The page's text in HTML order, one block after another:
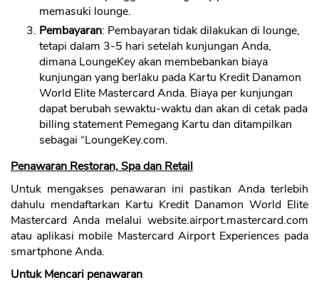
memasuki lounge.
Pembayaran: Pembayaran tidak dilakukan di lounge,
tetapi dalam 3-5 hari setelah kunjungan Anda,
dimana LoungeKey akan membebankan biaya
kunjungan yang berlaku pada Kartu Kredit Danamon
World Elite Mastercard Anda. Biaya per kunjungan
dapat berubah sewaktu-waktu dan akan di cetak pada
billing statement Pemegang Kartu dan ditampilkan
sebagai “LoungeKey.com.
Penawaran Restoran, Spa dan Retail
Untuk mengakses penawaran ini pastikan Anda terlebih
dahulu mendaftarkan Kartu Kredit Danamon World Elite
Mastercard Anda melalui website.airport.mastercard.com
atau aplikasi mobile Mastercard Airport Experiences pada
smartphone Anda.
Untuk Mencari penawaran